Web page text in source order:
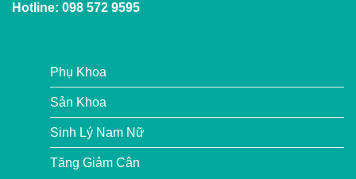
Hotline: 098 572 9595
Phụ Khoa
Sản Khoa
Sinh Lý Nam Nữ
Tăng Giảm Cân